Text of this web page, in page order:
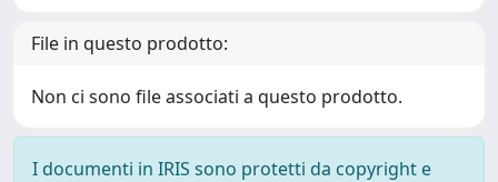
File in questo prodotto:
Non ci sono file associati a questo prodotto.
I documenti in IRIS sono protetti da copyright e